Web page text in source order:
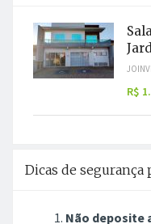
R$
Dicas de segurança
Não deposite